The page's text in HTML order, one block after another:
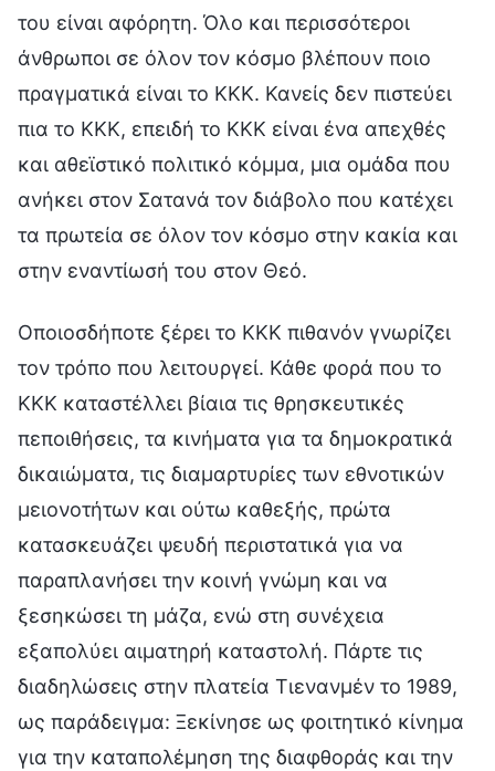
του είναι αφόρητη. Όλο και περισσότεροι
άνθρωποι σε όλον τον κόσμο βλέπουν ποιο
πραγματικά είναι το ΚΚΚ. Κανείς δεν πιστεύει
πια το ΚΚΚ, επειδή το ΚΚΚ είναι ένα απεχθές
και αθεϊστικό πολιτικό κόμμα, μια ομάδα που
ανήκει στον Σατανά τον διάβολο που κατέχει
τα πρωτεία σε όλον τον κόσμο στην κακία και
στην εναντίωσή του στον Θεό.
Οποιοσδήποτε ξέρει το ΚΚΚ πιθανόν γνωρίζει
τον τρόπο που λειτουργεί. Κάθε φορά που το
ΚΚΚ καταστέλλει βίαια τις θρησκευτικές
πεποιθήσεις, τα κινήματα για τα δημοκρατικά
δικαιώματα, τις διαμαρτυρίες των εθνοτικών
μειονοτήτων και ούτω καθεξής, πρώτα
κατασκευάζει ψευδή περιστατικά για να
παραπλανήσει την κοινή γνώμη και να
ξεσηκώσει τη μάζα, ενώ στη συνέχεια
εξαπολύει αιματηρή καταστολή. Πάρτε τις
διαδηλώσεις στην πλατεία Τιενανμέν το 1989,
ως παράδειγμα: Ξεκίνησε ως φοιτητικό κίνημα
για την καταπολέμηση της διαφθοράς και την